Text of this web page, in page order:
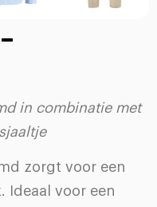
in combinatie met
zorgt voor een
Ideaal voor een